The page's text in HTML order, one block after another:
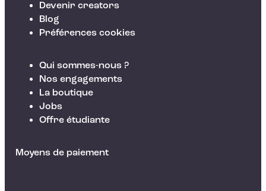
Devenir creators
Blog
Préférences cookies
Qui sommes-nous ?
Nos engagements
La boutique
Jobs
Offre étudiante
Moyens de paiement